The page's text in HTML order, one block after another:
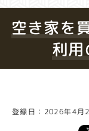
空き家を
利
登録日：2026年4月